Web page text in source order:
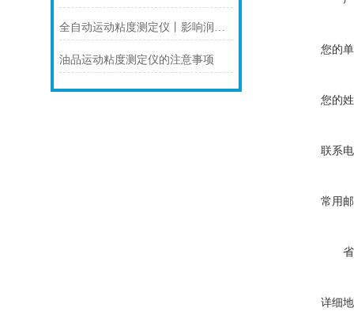
全自动运动粘度测定仪丨影响润滑油粘度的主要因素是什么？
油品运动粘度测定仪的注意事项
您的
您的
联系
常用
详细